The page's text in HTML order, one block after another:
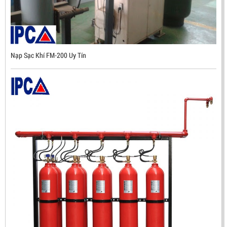
Nạp Sạc Khí FM-200 Uy Tín